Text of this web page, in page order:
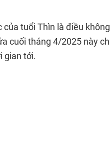
của tuổi Thìn là điều
cuối tháng 4/2025 này
gian tới.